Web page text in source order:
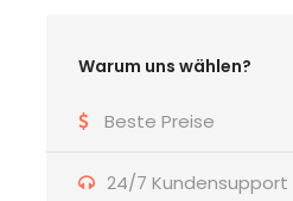
Warum uns wählen?
Beste Preise
24/7 Kundensupport